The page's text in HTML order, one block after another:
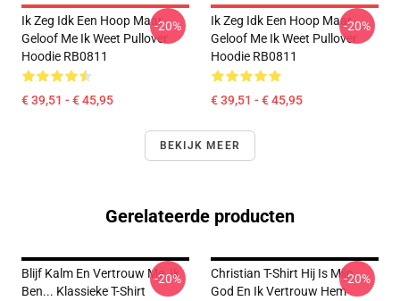
Ik Zeg Idk Een Hoop Maar
Geloof Me Ik Weet Pullover
Hoodie RB0811
€ 39,51 - € 45,95
-20%
Ik Zeg Idk Een Hoop Maar
Geloof Me Ik Weet Pullover
Hoodie RB0811
€ 39,51 - € 45,95
-20%
BEKIJK MEER
Gerelateerde producten
Blijf Kalm En Vertrouw Me, Ik
Ben... Klassieke T-Shirt
-20%
Christian T-Shirt Hij Is Mijn
God En Ik Vertrouw Hem
-20%